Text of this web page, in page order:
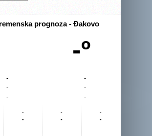
prognoza - Đakovo
-º
-
-
-
-
-
-
-
-
-
-
-
-